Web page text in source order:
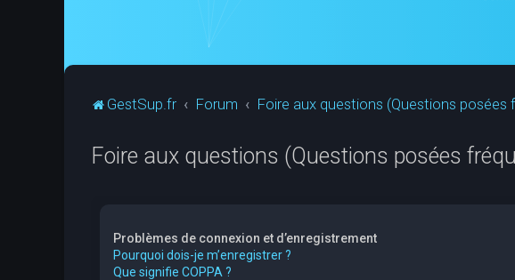
GestSup.fr Forum Foire aux questions (Questions posées
Foire aux questions (Questions posées
Problèmes de connexion et d’enregistrement
Pourquoi dois-je m’enregistrer ?
Que signifie COPPA ?